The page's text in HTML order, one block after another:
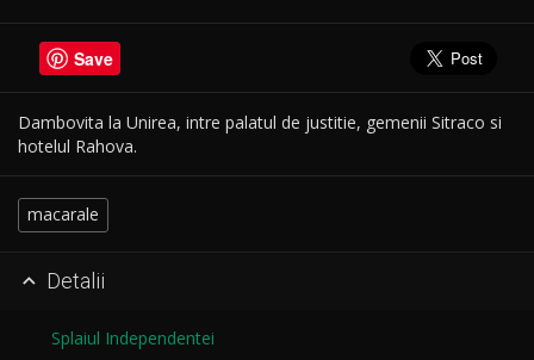
Save
Dambovita la Unirea, intre palatul de justitie, gemenii Sitraco si
hotelul Rahova.
macarale
 Detalii
Splaiul Independentei